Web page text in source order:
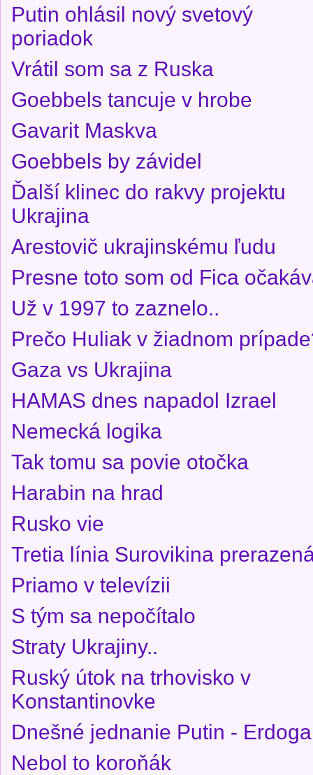
Putin ohlásil nový svetový
poriadok
Vrátil som sa z Ruska
Goebbels tancuje v hrobe
Gavarit Maskva
Goebbels by závidel
Ďalší klinec do rakvy projektu
Ukrajina
Arestovič ukrajinskému ľudu
Presne toto som od Fica
Už v 1997 to zaznelo..
Prečo Huliak v žiadnom
Gaza vs Ukrajina
HAMAS dnes napadol Izrael
Nemecká logika
Tak tomu sa povie otočka
Harabin na hrad
Rusko vie
Tretia línia Surovikina
Priamo v televízii
S tým sa nepočítalo
Straty Ukrajiny..
Ruský útok na trhovisko v
Konstantinovke
Dnešné jednanie Putin -
Nebol to koroňák